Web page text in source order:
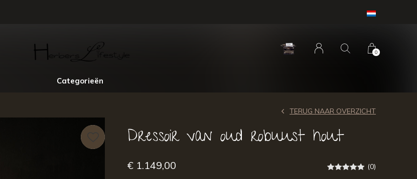
Categorieën
0
Dressoir van oud robuust hout
TERUG NAAR OVERZICHT
€ 1.149,00 (0)